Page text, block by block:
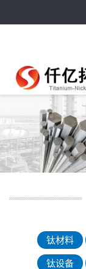
钛材料
钛设备